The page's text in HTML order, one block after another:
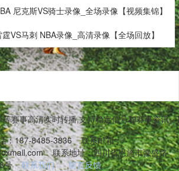
尼克斯VS骑士录像_全场录像【视频集锦】
VS马刺 NBA录像_高清录像【全场回放】
赛事高清实时转播,支持稳定信号和赛事资讯
：187-8485-3836
联系邮箱：
联系地址：四川省恩施市强盛路
号
联系我们
留言反馈